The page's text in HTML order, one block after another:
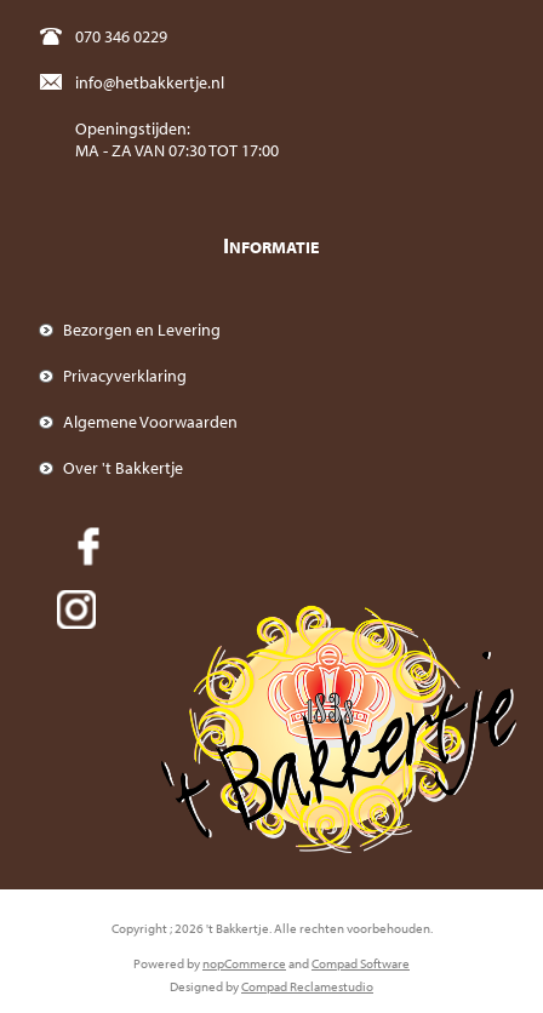
070 346 0229
info@hetbakkertje.nl
Openingstijden:
MA - ZA VAN 07:30 TOT 17:00
INFORMATIE
Bezorgen en Levering
Privacyverklaring
Algemene Voorwaarden
Over 't Bakkertje
Copyright ; 2026 't Bakkertje. Alle rechten voorbehouden.
Powered bynopCommerce andCompad Software
Designed byCompad Reclamestudio